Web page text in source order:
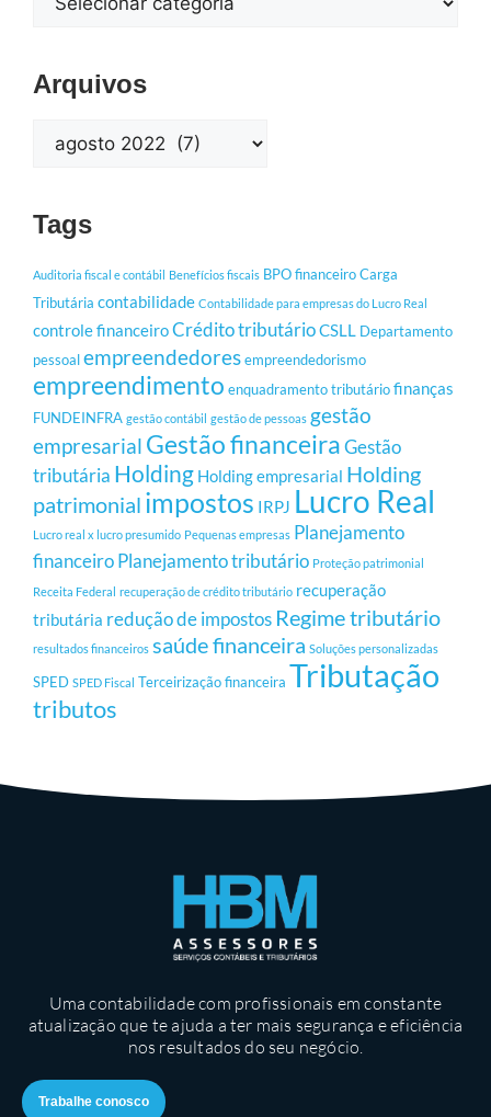
Arquivos
Tags
Auditoria fiscal e contábil Benefícios fiscais BPO financeiroCarga
Tributária contabilidade Contabilidade para empresas do Lucro Real
controle financeiroCrédito tributárioCSLL Departamento
pessoalempreendedoresempreendedorismo
empreendimento enquadramento tributáriofinanças
FUNDEINFRA gestão contábil gestão de pessoas gestão
empresarial Gestão financeiraGestão
tributária Holding Holding empresarial Holding
patrimonial impostos IRPJ Lucro Real
Lucro real x lucro presumido Pequenas empresas Planejamento
financeiroPlanejamento tributário Proteção patrimonial
Receita Federal recuperação de crédito tributário recuperação
tributária redução de impostos Regime tributário
resultados financeiros saúde financeira Soluções personalizadas
SPED SPED Fiscal Terceirização financeira Tributação
tributos
Uma contabilidade com profissionais em constante
atualização que te ajuda a ter mais segurança e eficiência
nos resultados do seu negócio.
Trabalhe conosco